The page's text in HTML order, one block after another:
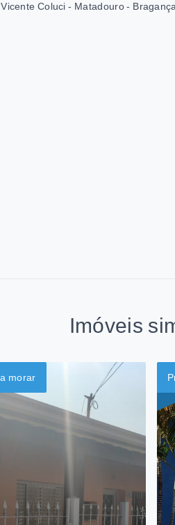
Coluci - Matadouro -
Imóveis
morar